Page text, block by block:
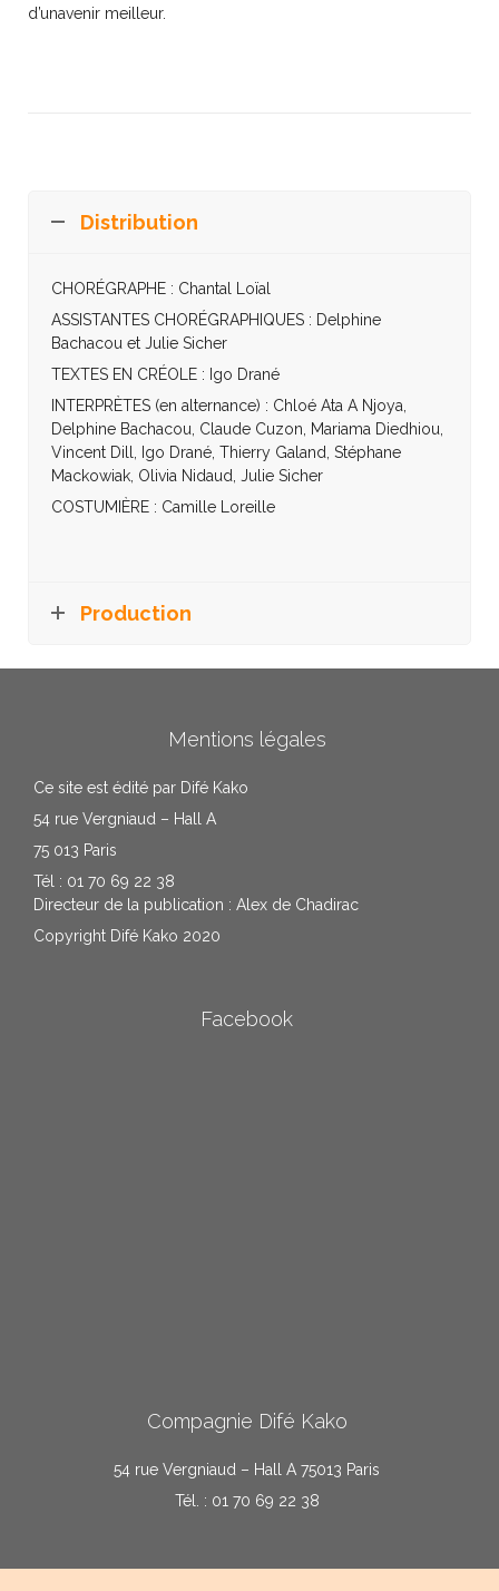
d’unavenir meilleur.
Distribution
CHORÉGRAPHE : Chantal Loïal
ASSISTANTES CHORÉGRAPHIQUES : Delphine
Bachacou et Julie Sicher
TEXTES EN CRÉOLE : Igo Drané
INTERPRÈTES (en alternance) : Chloé Ata A Njoya,
Delphine Bachacou, Claude Cuzon, Mariama Diedhiou,
Vincent Dill, Igo Drané, Thierry Galand, Stéphane
Mackowiak, Olivia Nidaud, Julie Sicher
COSTUMIÈRE : Camille Loreille
Production
Mentions légales
Ce site est édité par Difé Kako
54 rue Vergniaud – Hall A
75 013 Paris
Tél : 01 70 69 22 38
Directeur de la publication : Alex de Chadirac
Copyright Difé Kako 2020
Facebook
Compagnie Difé Kako
54 rue Vergniaud – Hall A 75013 Paris
Tél. : 01 70 69 22 38